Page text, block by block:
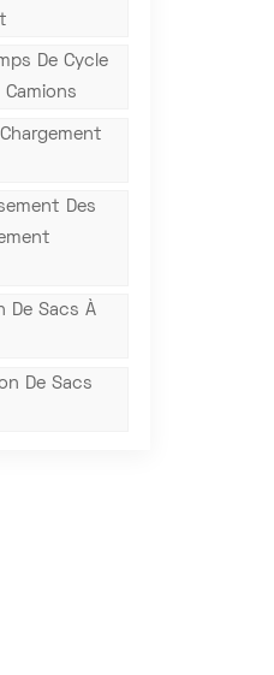
De Cycle
Camions
Des
De Sacs À
De Sacs